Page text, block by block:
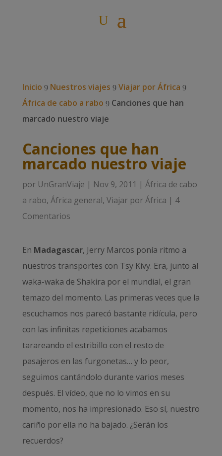
Inicio 9 Nuestros viajes 9 Viajar por África 9
África de cabo a rabo 9 Canciones que han
marcado nuestro viaje
Canciones que han
marcado nuestro viaje
por UnGranViaje | Nov 9, 2011 | África de cabo
a rabo, África general, Viajar por África | 4
Comentarios
En Madagascar, Jerry Marcos ponía ritmo a
nuestros transportes con Tsy Kivy. Era, junto al
waka-waka de Shakira por el mundial, el gran
temazo del momento. Las primeras veces que la
escuchamos nos parecó bastante ridícula, pero
con las infinitas repeticiones acabamos
tarareando el estribillo con el resto de
pasajeros en las furgonetas… y lo peor,
seguimos cantándolo durante varios meses
después. El vídeo, que no lo vimos en su
momento, nos ha impresionado. Eso sí, nuestro
cariño por ella no ha bajado. ¿Serán los
recuerdos?